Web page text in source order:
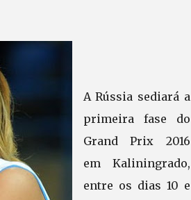
A Rússia sediará a
primeira fase do
Grand Prix 2016
em Kaliningrado,
entre os dias 10 e